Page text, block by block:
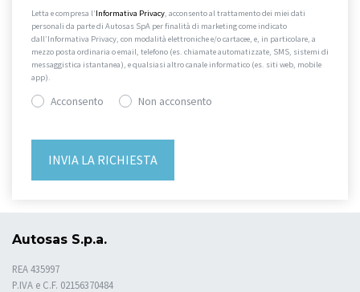
Letta e compresa l’Informativa Privacy, acconsento al trattamento dei miei dati
personali da parte di Autosas SpA per finalità di marketing come indicato
dall’Informativa Privacy, con modalità elettroniche e/o cartacee, e, in particolare, a
mezzo posta ordinaria o email, telefono (es. chiamate automatizzate, SMS, sistemi di
messaggistica istantanea), e qualsiasi altro canale informatico (es. siti web, mobile
app).
Acconsento Non acconsento
Autosas S.p.a.
REA 435997
P.IVA e C.F. 02156370484